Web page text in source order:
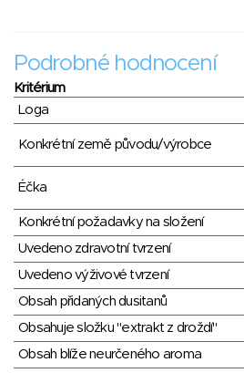
Podrobné hodnocení
Kritérium
Loga
Konkrétní země původu/výrobce
Éčka
Konkrétní požadavky na složení
Uvedeno zdravotní tvrzení
Uvedeno výživové tvrzení
Obsah přidaných dusitanů
Obsahuje složku "extrakt z droždí"
Obsah blíže neurčeného aroma